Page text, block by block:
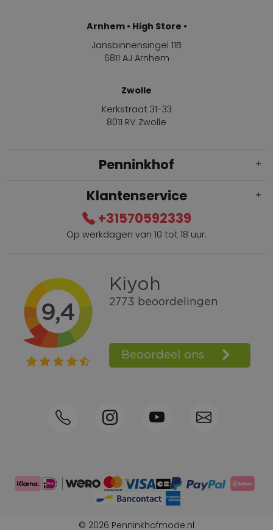
Arnhem • High Store •
Jansbinnensingel 11B
6811 AJ Arnhem
Zwolle
Kerkstraat 31-33
8011 RV Zwolle
Penninkhof
Gratis verzending vanaf € 100,=
Bel +31570592339
Spaarpunten
Shop the Look
Telefonisch bestellen ook mogelijk
Klantenservice
+31570592339
Op werkdagen van 10 tot 18 uur.
© 2026 Penninkhofmode.nl